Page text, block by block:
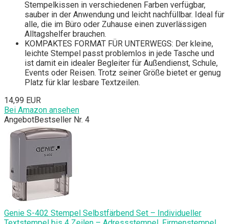
Stempelkissen in verschiedenen Farben verfügbar,
sauber in der Anwendung und leicht nachfüllbar. Ideal für
alle, die im Büro oder Zuhause einen zuverlässigen
Alltagshelfer brauchen.
KOMPAKTES FORMAT FÜR UNTERWEGS: Der kleine,
leichte Stempel passt problemlos in jede Tasche und
ist damit ein idealer Begleiter für Außendienst, Schule,
Events oder Reisen. Trotz seiner Größe bietet er genug
Platz für klar lesbare Textzeilen.
14,99 EUR
Bei Amazon ansehen
AngebotBestseller Nr. 4
Genie S-402 Stempel Selbstfärbend Set – Individueller